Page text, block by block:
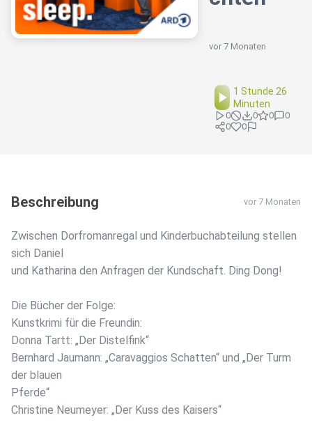
vor 7 Monaten
1 Stunde 26
Minuten
0 0 0
0
0
0
Beschreibung vor 7 Monaten
Zwischen Dorfromanregal und Kinderbuchabteilung stellen
sich Daniel
und Katharina den Anfragen der Kundschaft. Ding Dong!
Die Bücher der Folge:
Kunstkrimi für die Freundin:
Donna Tartt: „Der Distelfink“
Bernhard Jaumann: „Caravaggios Schatten“ und „Der Turm
der blauen
Pferde“
Christine Neumeyer: „Der Kuss des Kaisers“